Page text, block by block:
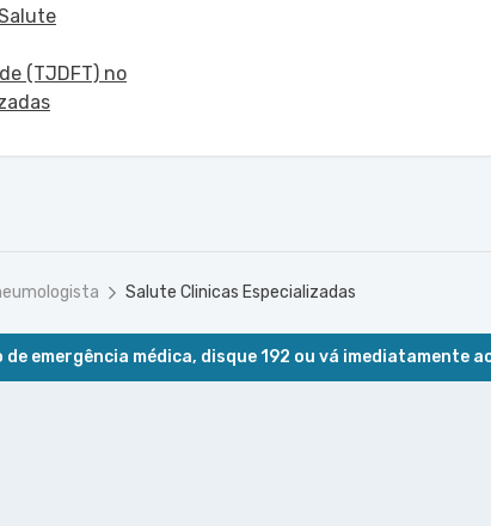
(TJDFT) no
Salute Clinicas Especializadas
de emergência médica, disque 192 ou vá imediatamente